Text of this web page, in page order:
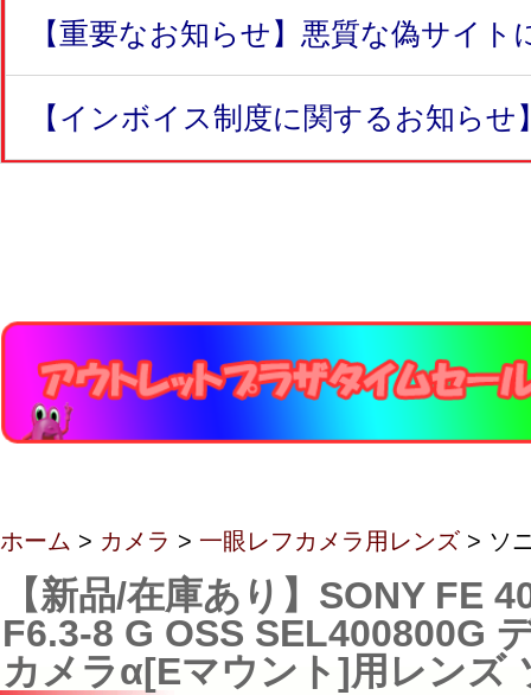
【重要なお知らせ】悪質な偽サイト
【インボイス制度に関するお知らせ
ホーム > カメラ > 一眼レフカメラ用レンズ > ソ
【新品/在庫あり】SONY FE
F6.3-8 G OSS SEL400800G
カメラα[Eマウント]用レンズ